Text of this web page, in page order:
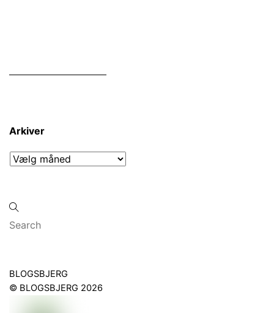
Arkiver
Arkiver
Back
To
BLOGSBJERG
© BLOGSBJERG 2026